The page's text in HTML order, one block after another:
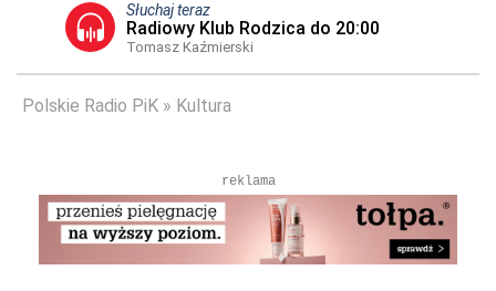
Słuchaj teraz
Radiowy Klub Rodzica do 20:00
Tomasz Kaźmierski
Polskie Radio PiK Kultura
reklama